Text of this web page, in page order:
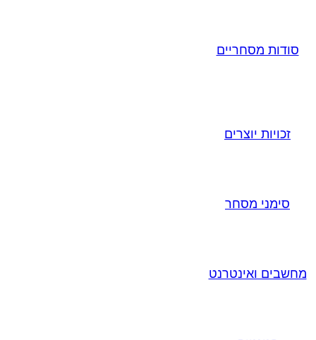
סודות מסחריים
זכויות יוצרים
סימני מסחר
מחשבים ואינטרנט